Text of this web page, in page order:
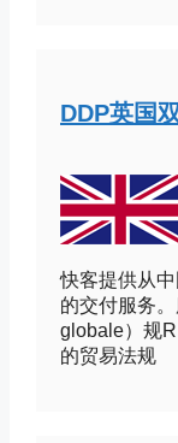
DDP英国
快客提供从
的交付服务
globale）规
的贸易法规